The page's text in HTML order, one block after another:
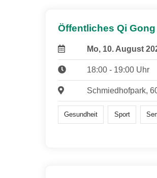
Öffentliches Qi Gong
Mo, 10. August
18:00 - 19:00 Uhr
Schmiedhofpark,
Gesundheit Sport